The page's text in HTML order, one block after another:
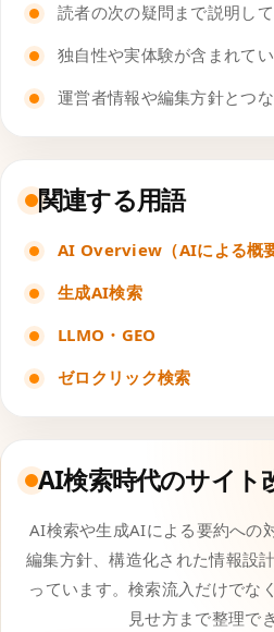
読者の次の疑問まで説明し
独自性や実体験が含まれて
運営者情報や編集方針とつ
関連する用語
AI Overview（AIによる概要
生成AI検索
LLMO・GEO
ゼロクリック検索
AI検索時代のサイト
AI検索や生成AIによる要約への
編集方針、構造化された情報設
っています。検索流入だけでな
見せ方まで整理で